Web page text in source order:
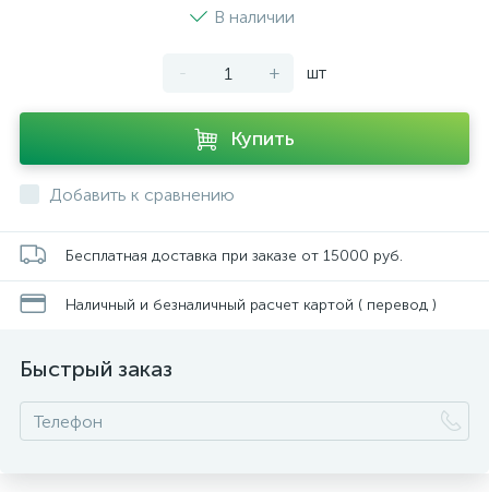
В наличии
- + шт
Купить
Добавить к сравнению
Бесплатная доставка при заказе от 15000 руб.
Наличный и безналичный расчет картой ( перевод )
Быстрый заказ